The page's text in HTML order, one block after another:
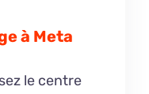
à Meta
le centre